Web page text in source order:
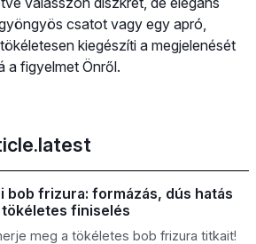
csatot vagy egy apró,
kiegészíti a megjelenését
a figyelmet Önről.
bob frizura: formázás, dús hatás
tökéletes finiselés
meg a tökéletes bob frizura titkait!